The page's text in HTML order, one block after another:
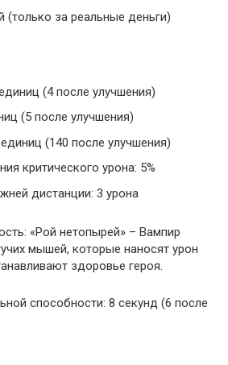
(только за реальные деньги)
(4 после улучшения)
(5 после улучшения)
(140 после улучшения)
критического урона: 5%
дистанции: 3 урона
«Рой нетопырей» – Вампир
мышей, которые наносят урон
здоровье героя.
способности: 8 секунд (6 после